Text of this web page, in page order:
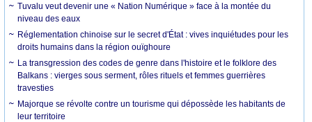
Tuvalu veut devenir une « Nation Numérique » face à la montée du
niveau des eaux
Réglementation chinoise sur le secret d'État : vives inquiétudes pour les
droits humains dans la région ouïghoure
La transgression des codes de genre dans l'histoire et le folklore des
Balkans : vierges sous serment, rôles rituels et femmes guerrières
travesties
Majorque se révolte contre un tourisme qui dépossède les habitants de
leur territoire